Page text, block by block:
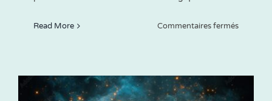
Read More Commentaires ferméssur